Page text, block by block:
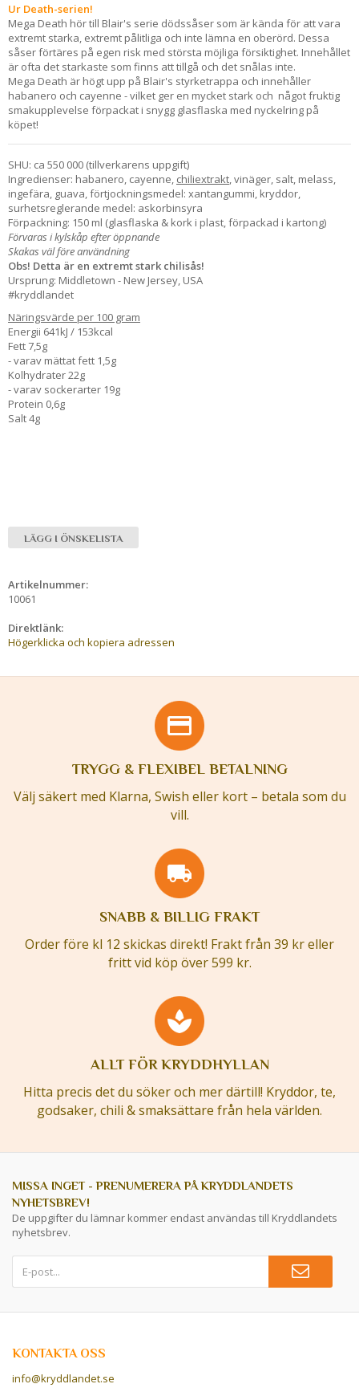
Ur Death-serien!
Mega Death hör till Blair's serie dödssåser som är kända för att vara
extremt starka, extremt pålitliga och inte lämna en oberörd. Dessa
såser förtäres på egen risk med största möjliga försiktighet. Innehållet
är ofta det starkaste som finns att tillgå och det snålas inte.
Mega Death är högt upp på Blair's styrketrappa och innehåller
habanero och cayenne - vilket ger en mycket stark och något fruktig
smakupplevelse förpackat i snygg glasflaska med nyckelring på
köpet!
SHU: ca 550 000 (tillverkarens uppgift)
Ingredienser: habanero, cayenne, chiliextrakt , vinäger, salt, melass,
ingefära, guava, förtjockningsmedel: xantangummi, kryddor,
surhetsreglerande medel: askorbinsyra
Förpackning: 150 ml (glasflaska & kork i plast, förpackad i kartong)
Förvaras i kylskåp efter öppnande
Skakas väl före användning
Obs! Detta är en extremt stark chilisås!
Ursprung: Middletown - New Jersey, USA
#kryddlandet
Näringsvärde per 100 gram
Energii 641kJ / 153kcal
Fett 7,5g
- varav mättat fett 1,5g
Kolhydrater 22g
- varav sockerarter 19g
Protein 0,6g
Salt 4g
LÄGG I ÖNSKELISTA
Artikelnummer:
10061
Direktlänk:
Högerklicka och kopiera adressen
TRYGG & FLEXIBEL BETALNING
Välj säkert med Klarna, Swish eller kort – betala som du
vill.
SNABB & BILLIG FRAKT
Order före kl 12 skickas direkt! Frakt från 39 kr eller
fritt vid köp över 599 kr.
ALLT FÖR KRYDDHYLLAN
Hitta precis det du söker och mer därtill! Kryddor, te,
godsaker, chili & smaksättare från hela världen.
MISSA INGET - PRENUMERERA PÅ KRYDDLANDETS
NYHETSBREV!
De uppgifter du lämnar kommer endast användas till Kryddlandets
nyhetsbrev.
KONTAKTA OSS
info@kryddlandet.se